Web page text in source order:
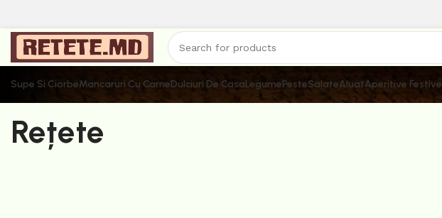
Supe Si CiorbeMancaruri Cu CarneDulciuri De CasaLegumePesteSalateAluatAperitive Festive
Rețete